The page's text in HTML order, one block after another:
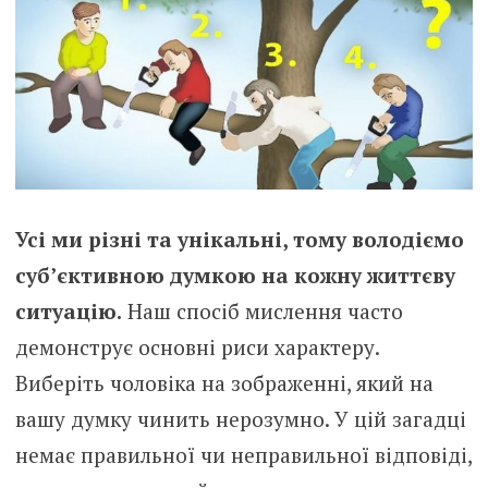
Усі ми різні та унікальні, тому володіємо
суб’єктивною думкою на кожну життєву
ситуацію. Наш спосіб мислення часто
демонструє основні риси характеру.
Виберіть чоловіка на зображенні, який на
вашу думку чинить нерозумно. У цій загадці
немає правильної чи неправильної відповіді,